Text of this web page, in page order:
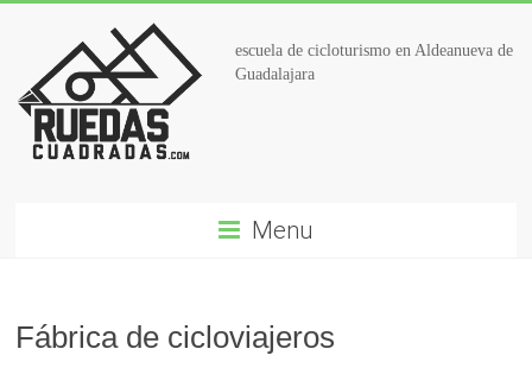
escuela de cicloturismo en Aldeanueva de
Guadalajara
Menu
Fábrica de cicloviajeros